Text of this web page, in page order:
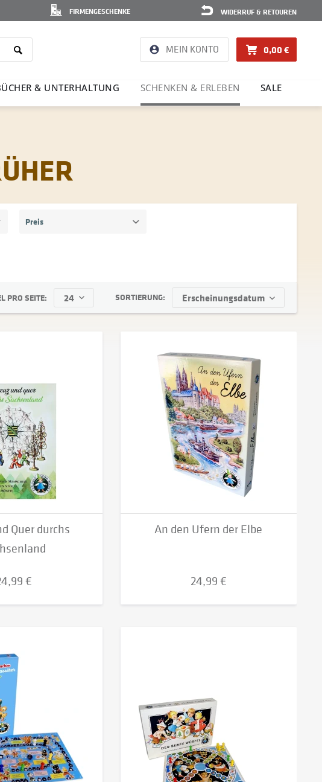
WIDERRUF & RETOUREN
FIRMENGESCHENKE
MEIN KONTO 0,00 €
& UNTER­HAL­TUNG SCHENKEN & ERLEBEN SALE
Preis
SORTIERUNG:
PRO SEITE:
Quer durchs
€
An den Ufern der Elbe
24,99 €